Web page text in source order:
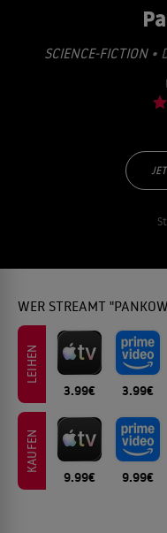
SCIENCE-FICTION•
WER STREAMT
LEIHEN
3.99€ 3.99€
KAUFEN
9.99€ 9.99€